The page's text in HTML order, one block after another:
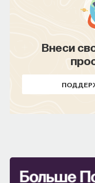
Внеси